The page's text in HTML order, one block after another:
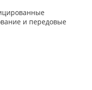
и передовые